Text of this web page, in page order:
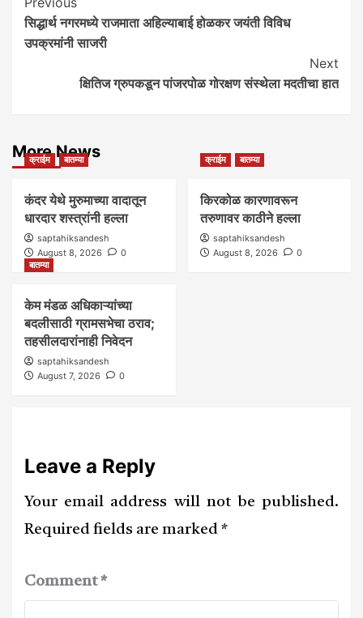
Navigation
सिद्धार्थ नगरमध्ये राजमाता अहिल्याबाई होळकर जयंती विविध
उपक्रमांनी साजरी
Next
क्षितिज ग्रुपकडून पांजरपोळ गोरक्षण संस्थेला मदतीचा हात
More News
क्राईम बातम्या
कंदर येथे मुरुमाच्या वादातून
धारदार शस्त्रांनी हल्ला
saptahiksandesh
August 8, 2026
0
क्राईम बातम्या
किरकोळ कारणावरून
तरुणावर काठीने हल्ला
saptahiksandesh
August 8, 2026
0
बातम्या
केम मंडळ अधिकाऱ्यांच्या
बदलीसाठी ग्रामसभेचा ठराव;
तहसीलदारांनाही निवेदन
saptahiksandesh
August 7, 2026
0
Leave a Reply
Your email address will not be published.
Required fields are marked *
Comment*